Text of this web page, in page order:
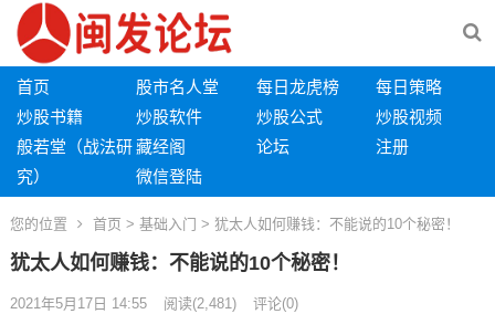
首页 股市名人堂 每日龙虎榜
每日策略
炒股书籍
炒股软件 炒股公式
炒股视频
般若堂（战法研
究）
藏经阁 论坛
注册
微信登陆
您的位置 首页 > 基础入门 > 犹太人如何赚钱：不能说的10个秘密！
犹太人如何赚钱：不能说的10个秘密！
2021年5月17日 14:55 阅读(2,481) 评论(0)